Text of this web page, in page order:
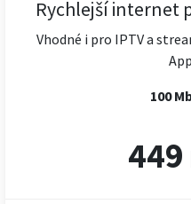
Rychlejší internet
Vhodné i pro IPTV a
100
449